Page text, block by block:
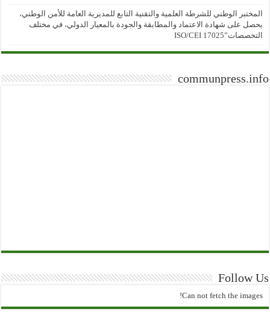
المختبر الوطني للشرطة العلمية والتقنية التابع للمديرية العامة للأمن الوطني،
يحصل على شهادة الاعتماد والمطابقة والجودة بالمعيار الدولي، في مختلف
التخصصات”ISO/CEI 17025
communpress.info
Follow Us
Can not fetch the images!